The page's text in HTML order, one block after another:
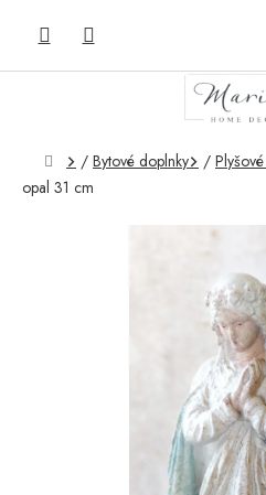
Domov
/ Bytové doplnky /
opal 31 cm